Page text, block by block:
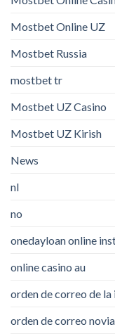
Mostbet Online UZ
Mostbet Russia
mostbet tr
Mostbet UZ Casino
Mostbet UZ Kirish
News
nl
no
onedayloan online
online casino au
orden de correo de
orden de correo